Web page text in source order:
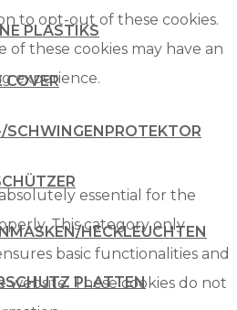
PLASTIKS
COVER
SCHWINGENPROTEKTOR
HECKLEUCHTEN
PLATTEN
to opt-out of these cookies.
these cookies may have an
experience.
essential for the
This category only
basic functionalities and
These cookies do not